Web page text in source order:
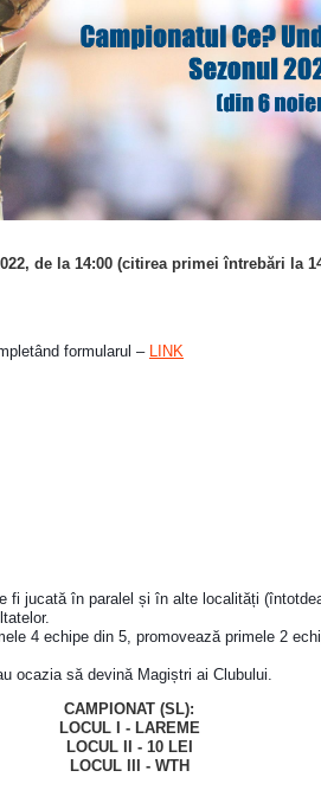
de la 14:00 (citirea primei întrebări la
formularul – LINK
jucată în paralel și în alte localități
4 echipe din 5, promovează primele 2
ocazia să devină Magiștri ai Clubului.
CAMPIONAT (SL):
LOCUL I - LAREME
LOCUL II - 10 LEI
LOCUL III - WTH